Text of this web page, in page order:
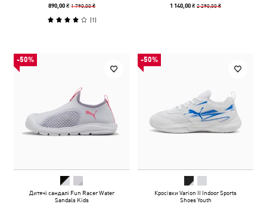
890,00 ₴ 1 790,00 ₴
(1)
1 140,00 ₴2 290,00 ₴
-50%
Дитячі сандалі Fun Racer Water
Sandals Kids
-50%
Кросівки Varion II Indoor Sports
Shoes Youth